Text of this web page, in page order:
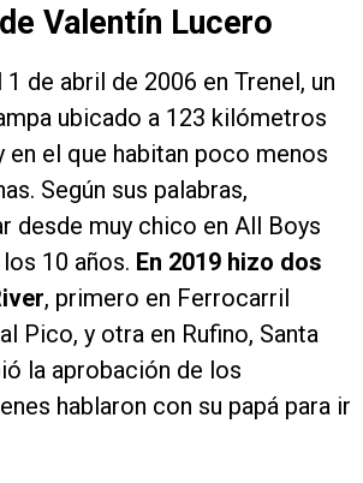
Valentín Lucero
de abril de 2006 en Trenel, un
ubicado a 123 kilómetros
en el que habitan poco menos
Según sus palabras,
desde muy chico en All Boys
10 años. En 2019 hizo dos
, primero en Ferrocarril
Pico, y otra en Rufino, Santa
la aprobación de los
hablaron con su papá para ir